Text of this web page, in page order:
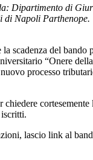
Dipartimento di
di Napoli Parthenope.
scadenza del bando
“Onere
processo
chiedere
lascio link al